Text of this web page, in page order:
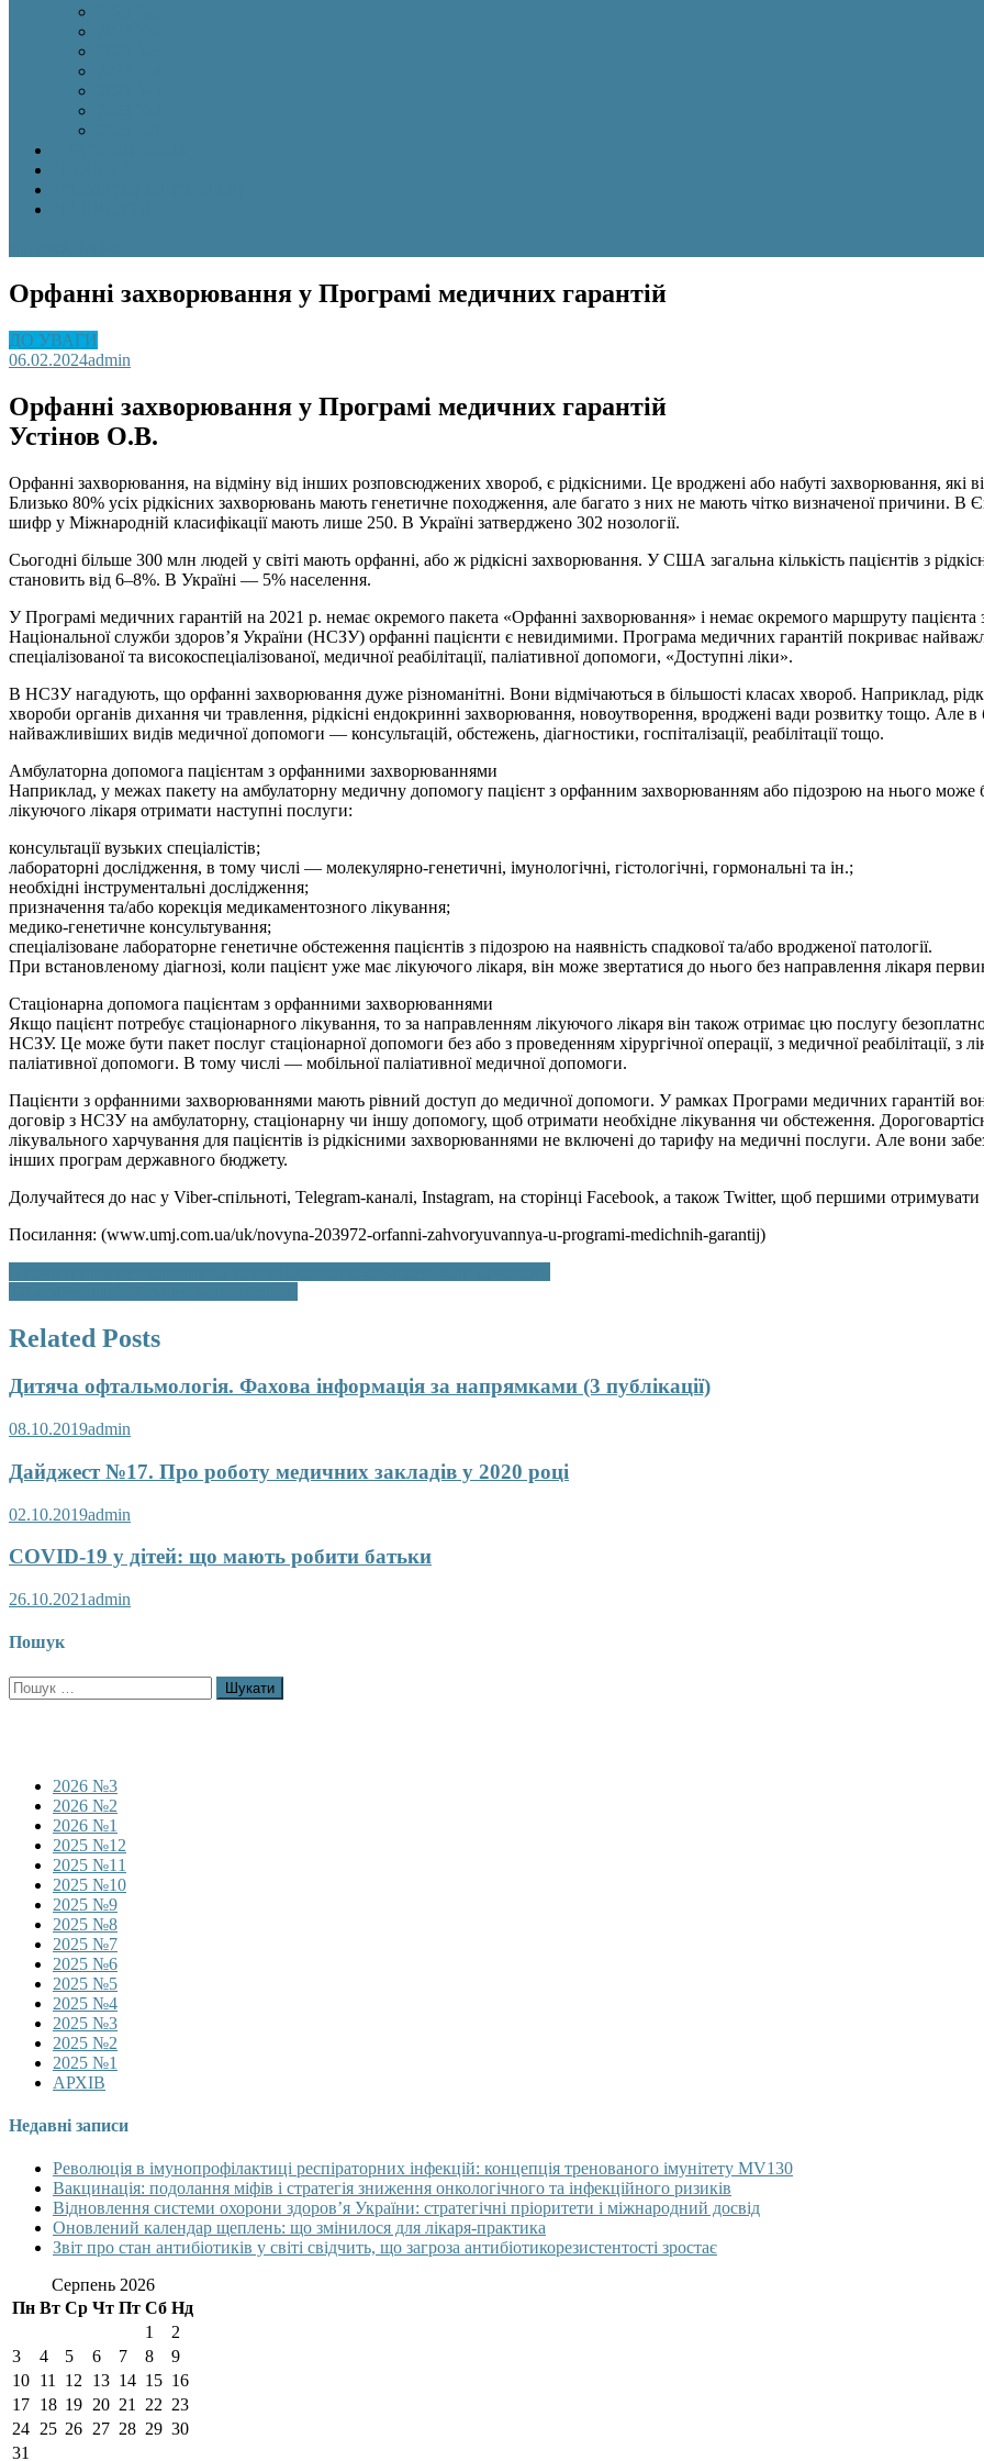
Орфанні захворювання у Програмі медичних гарантій
ДО УВАГИ
06.02.2024admin
Орфанні захворювання у Програмі медичних гарантій
Устінов О.В.
Орфанні захворювання, на відміну від інших розповсюджених хвороб, є рідкісними. Це вроджені або набуті захворювання, які
Близько 80% усіх рідкісних захворювань мають генетичне походження, але багато з них не мають чітко визначеної причини.
шифр у Міжнародній класифікації мають лише 250. В Україні затверджено 302 нозології.
Сьогодні більше 300 млн людей у світі мають орфанні, або ж рідкісні захворювання. У США загальна кількість пацієнтів з
становить від 6–8%. В Україні — 5% населення.
У Програмі медичних гарантій на 2021 р. немає окремого пакета «Орфанні захворювання» і немає окремого маршруту
Національної служби здоров’я України (НСЗУ) орфанні пацієнти є невидимими. Програма медичних гарантій покриває
спеціалізованої та високоспеціалізованої, медичної реабілітації, паліативної допомоги, «Доступні ліки».
В НСЗУ нагадують, що орфанні захворювання дуже різноманітні. Вони відмічаються в більшості класах хвороб. Наприклад,
хвороби органів дихання чи травлення, рідкісні ендокринні захворювання, новоутворення, вроджені вади розвитку тощо. Але
найважливіших видів медичної допомоги — консультацій, обстежень, діагностики, госпіталізації, реабілітації тощо.
Амбулаторна допомога пацієнтам з орфанними захворюваннями
Наприклад, у межах пакету на амбулаторну медичну допомогу пацієнт з орфанним захворюванням або підозрою на нього може
лікуючого лікаря отримати наступні послуги:
консультації вузьких спеціалістів;
лабораторні дослідження, в тому числі — молекулярно-генетичні, імунологічні, гістологічні, гормональні та ін.;
необхідні інструментальні дослідження;
призначення та/або корекція медикаментозного лікування;
медико-генетичне консультування;
спеціалізоване лабораторне генетичне обстеження пацієнтів з підозрою на наявність спадкової та/або вродженої патології.
При встановленому діагнозі, коли пацієнт уже має лікуючого лікаря, він може звертатися до нього без направлення лікаря
Стаціонарна допомога пацієнтам з орфанними захворюваннями
Якщо пацієнт потребує стаціонарного лікування, то за направленням лікуючого лікаря він також отримає цю послугу
НСЗУ. Це може бути пакет послуг стаціонарної допомоги без або з проведенням хірургічної операції, з медичної реабілітації, з
паліативної допомоги. В тому числі — мобільної паліативної медичної допомоги.
Пацієнти з орфанними захворюваннями мають рівний доступ до медичної допомоги. У рамках Програми медичних гарантій
договір з НСЗУ на амбулаторну, стаціонарну чи іншу допомогу, щоб отримати необхідне лікування чи обстеження.
лікувального харчування для пацієнтів із рідкісними захворюваннями не включені до тарифу на медичні послуги. Але вони
інших програм державного бюджету.
Долучайтеся до нас у Viber-спільноті, Telegram-каналі, Instagram, на сторінці Facebook, а також Twitter, щоб першими
Посилання: (www.umj.com.ua/uk/novyna-203972-orfanni-zahvoryuvannya-u-programi-medichnih-garantij)
Навігація
записів
Related Posts
Дитяча офтальмологія. Фахова інформація за напрямками (3 публікації)
08.10.2019admin
Дайджест №17. Про роботу медичних закладів у 2020 році
02.10.2019admin
COVID-19 у дітей: що мають робити батьки
26.10.2021admin
Пошук
Пошук:
2026 №3
2026 №2
2026 №1
2025 №12
2025 №11
2025 №10
2025 №9
2025 №8
2025 №7
2025 №6
2025 №5
2025 №4
2025 №3
2025 №2
2025 №1
АРХІВ
Недавні записи
Революція в імунопрофілактиці респіраторних інфекцій: концепція тренованого імунітету MV130
Вакцинація: подолання міфів і стратегія зниження онкологічного та інфекційного ризиків
Відновлення системи охорони здоров’я України: стратегічні пріоритети і міжнародний досвід
Оновлений календар щеплень: що змінилося для лікаря-практика
Звіт про стан антибіотиків у світі свідчить, що загроза антибіотикорезистентості зростає
Серпень 2026
Пн Вт Ср Чт Пт Сб Нд
1
2
3
4 5 6 7 8
9
10 11 12 13 14 15 16
17 18 19 20 21 22 23
24 25 26 27 28 29 30
31